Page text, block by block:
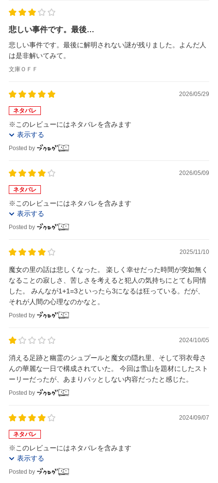
悲しい事件です。最後…
悲しい事件です。最後に解明されない謎が残りました。よんだ人
は是非解いてみて。
文庫ＯＦＦ
2026/05/29
ネタバレ
※このレビューにはネタバレを含みます
表示する
Posted by
2026/05/09
ネタバレ
※このレビューにはネタバレを含みます
表示する
Posted by
2025/11/10
魔女の里の話は悲しくなった。 楽しく幸せだった時間が突如無く
なることの寂しさ、苦しさを考えると犯人の気持ちにとても同情
した。 みんなが1+1=3といったら3になるは狂っている。だが、
それが人間の心理なのかなと。
Posted by
2024/10/05
消える足跡と幽霊のシュプールと魔女の隠れ里、そして羽衣母さ
んの華麗な一日で構成されていた。 今回は雪山を題材にしたスト
ーリーだったが、あまりパッとしない内容だったと感じた。
Posted by
2024/09/07
ネタバレ
※このレビューにはネタバレを含みます
表示する
Posted by